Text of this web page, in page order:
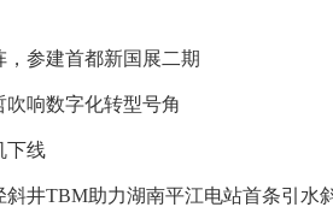
参建首都新国展二期
响数字化转型号角
下线
斜井TBM助力湖南平江电站首条引水